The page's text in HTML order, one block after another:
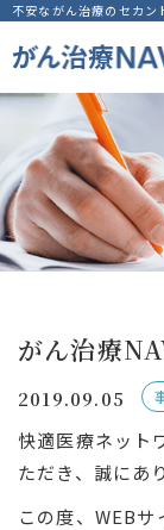
不安ながん治療のセカ
がん治療
2019.09.05
快適医療ネット
ただき、誠にあ
この度、WEBサ